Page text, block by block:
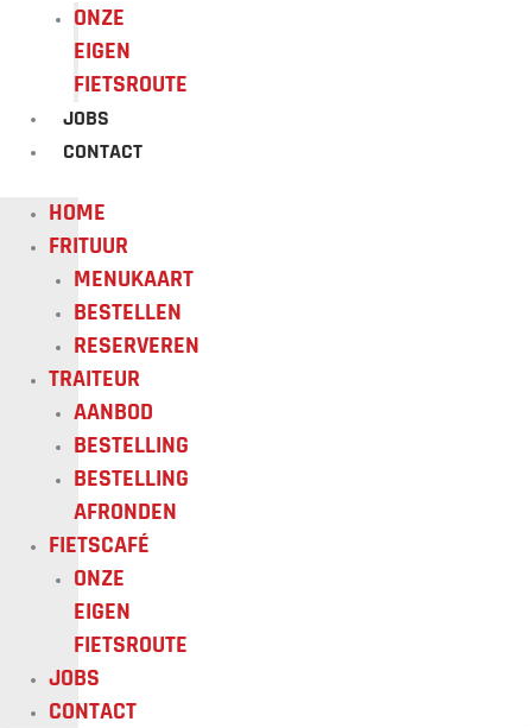
ONZE
EIGEN
FIETSROUTE
JOBS
CONTACT
HOME
FRITUUR
MENUKAART
BESTELLEN
RESERVEREN
TRAITEUR
AANBOD
BESTELLING
BESTELLING
AFRONDEN
FIETSCAFÉ
ONZE
EIGEN
FIETSROUTE
JOBS
CONTACT